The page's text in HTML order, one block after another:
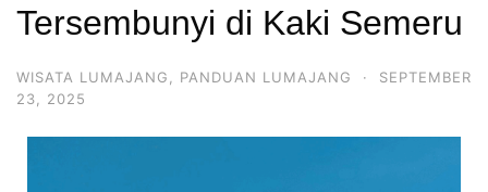
Tersembunyi di Kaki Semeru
WISATA LUMAJANG PANDUAN LUMAJANG ·
SEPTEMBER
23, 2025